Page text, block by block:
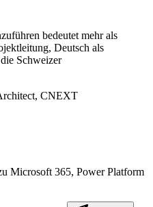
bedeutet mehr als
Deutsch als
Schweizer
CNEXT
Microsoft 365, Power Platform